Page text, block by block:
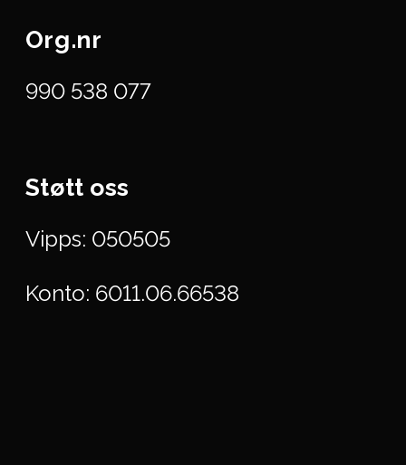
Org.nr
990 538 077
Støtt oss
Vipps: 050505
Konto: 6011.06.66538